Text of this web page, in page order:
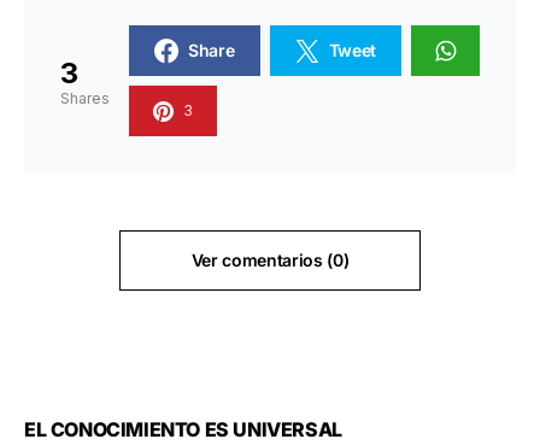
3
Shares
Share Tweet
3
Ver comentarios (0)
EL CONOCIMIENTO ES UNIVERSAL